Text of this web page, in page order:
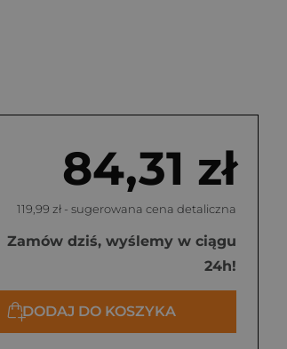
84,31 zł
119,99 zł - sugerowana cena detaliczna
Zamów dziś, wyślemy w ciągu
24h!
DODAJ DO KOSZYKA